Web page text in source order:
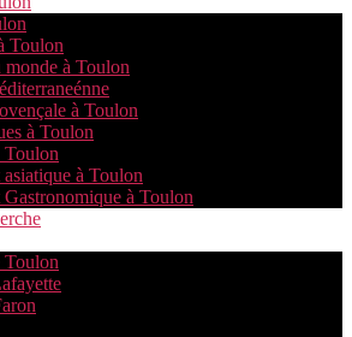
Toulon
à Toulon
à Toulon
à Toulon
Toulon
asiatique à Toulon
Gastronomique à Toulon
Toulon